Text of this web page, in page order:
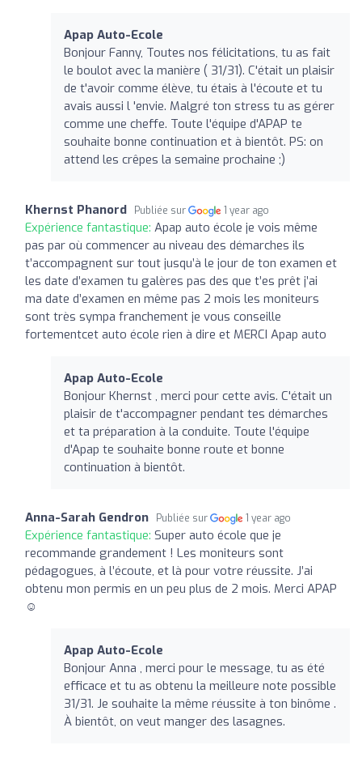
Apap Auto-Ecole
Bonjour Fanny, Toutes nos félicitations, tu as fait
le boulot avec la manière ( 31/31). C'était un plaisir
de t'avoir comme élève, tu étais à l'écoute et tu
avais aussi l 'envie. Malgré ton stress tu as gérer
comme une cheffe. Toute l'équipe d'APAP te
souhaite bonne continuation et à bientôt. PS: on
attend les crêpes la semaine prochaine ;)
Khernst Phanord Publiée sur 1 year ago
Expérience fantastique: Apap auto école je vois même
pas par où commencer au niveau des démarches ils
t’accompagnent sur tout jusqu’à le jour de ton examen et
les date d’examen tu galères pas des que t’es prêt j’ai
ma date d’examen en même pas 2 mois les moniteurs
sont très sympa franchement je vous conseille
fortementcet auto école rien à dire et MERCI Apap auto
Apap Auto-Ecole
Bonjour Khernst , merci pour cette avis. C'était un
plaisir de t'accompagner pendant tes démarches
et ta préparation à la conduite. Toute l'équipe
d'Apap te souhaite bonne route et bonne
continuation à bientôt.
Anna-Sarah Gendron Publiée sur 1 year ago
Expérience fantastique: Super auto école que je
recommande grandement ! Les moniteurs sont
pédagogues, à l’écoute, et là pour votre réussite. J’ai
obtenu mon permis en un peu plus de 2 mois. Merci APAP
☺️
Apap Auto-Ecole
Bonjour Anna , merci pour le message, tu as été
efficace et tu as obtenu la meilleure note possible
31/31. Je souhaite la même réussite à ton binôme .
À bientôt, on veut manger des lasagnes.